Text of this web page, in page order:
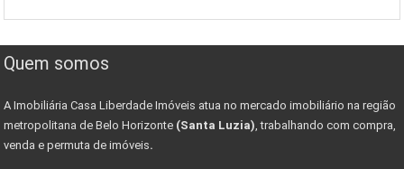
Quem somos
A Imobiliária Casa Liberdade Imóveis atua no mercado imobiliário na região
metropolitana de Belo Horizonte (Santa Luzia), trabalhando com compra,
venda e permuta de imóveis.